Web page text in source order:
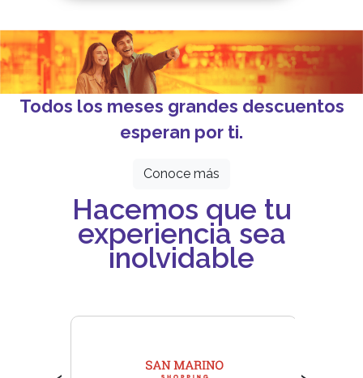
Todos los meses grandes descuentos
esperan por ti.
Conoce más
Hacemos que tu
experiencia sea
inolvidable